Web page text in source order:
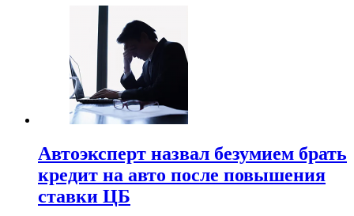
Автоэксперт назвал безумием брать
кредит на авто после повышения
ставки ЦБ